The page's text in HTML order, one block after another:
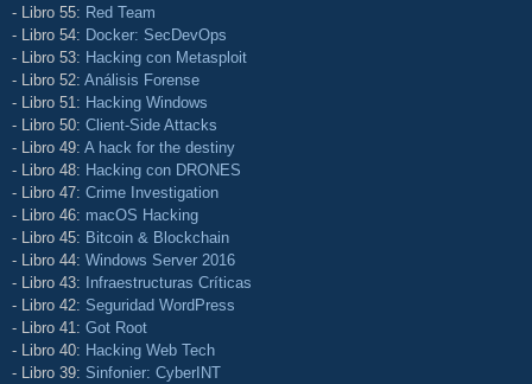
- Libro 55: Red Team
- Libro 54: Docker: SecDevOps
- Libro 53: Hacking con Metasploit
- Libro 52: Análisis Forense
- Libro 51: Hacking Windows
- Libro 50: Client-Side Attacks
- Libro 49: A hack for the destiny
- Libro 48: Hacking con DRONES
- Libro 47: Crime Investigation
- Libro 46: macOS Hacking
- Libro 45: Bitcoin & Blockchain
- Libro 44: Windows Server 2016
- Libro 43: Infraestructuras Críticas
- Libro 42: Seguridad WordPress
- Libro 41: Got Root
- Libro 40: Hacking Web Tech
- Libro 39: Sinfonier: CyberINT